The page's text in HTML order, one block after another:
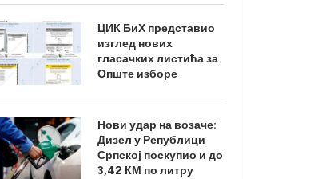
ЦИК БиХ представио
изглед нових
гласачких листића за
Опште изборе
Нови удар на возаче:
Дизел у Републици
Српској поскупио и до
3,42 КМ по литру